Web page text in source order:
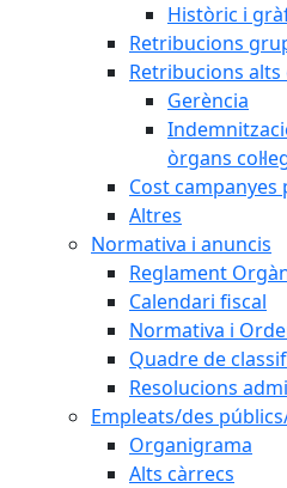
Històric i
Retribucions
Retribucions alts
Gerència
òrgans
Cost
Altres
Normativa i anuncis
Reglament
Calendari fiscal
Normativa i
Quadre de
Resolucions
Empleats/des
Organigrama
Alts càrrecs